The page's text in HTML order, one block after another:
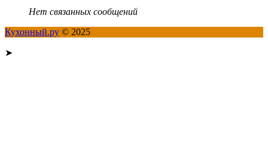
Нет связанных сообщений
Кухонный.ру © 2025
➤